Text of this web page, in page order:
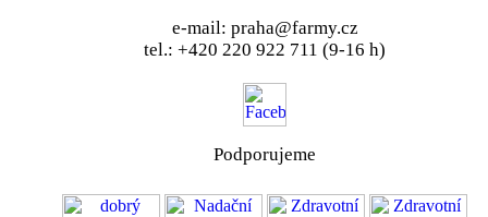
e-mail: praha@farmy.cz
tel.: +420 220 922 711 (9-16 h)
Podporujeme